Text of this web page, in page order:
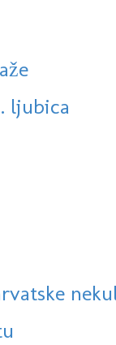
ljubica